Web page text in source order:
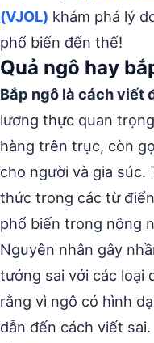
(VJOL) khám phá lý
phổ biến đến thế!
Quả ngô hay
Bắp ngô là cách viết
lương thực quan
hàng trên trục, còn
cho người và gia súc.
thức trong các từ
phổ biến trong nông
Nguyên nhân gây
tưởng sai với các loại
rằng vì ngô có hình
dẫn đến cách viết